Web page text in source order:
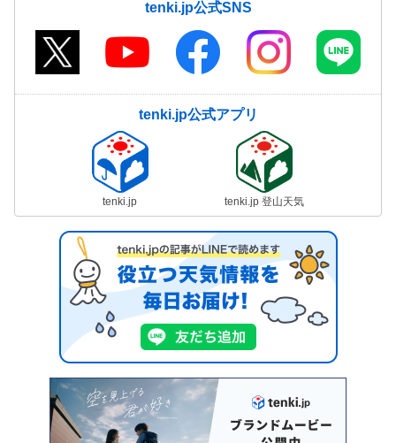
tenki.jp公式SNS
tenki.jp公式アプリ
tenki.jp tenki.jp 登山天気